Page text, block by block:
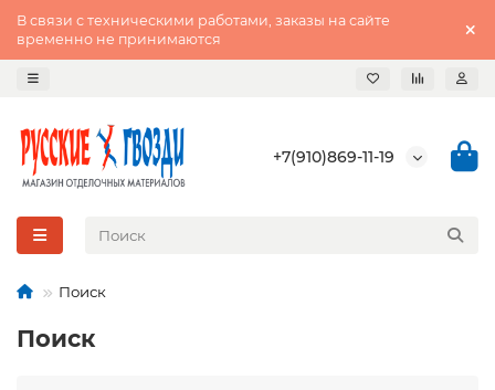
В связи с техническими работами, заказы на сайте
временно не принимаются
+7(910)869-11-19
Поиск
Поиск